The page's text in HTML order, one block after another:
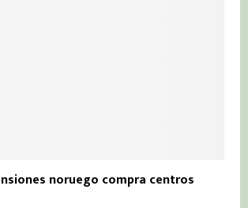
noruego compra centros